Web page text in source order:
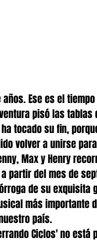
Ese es el
pisó las
tocado su fin,
volver a unirse
Max y Henry
partir del mes de
de su exquisita
más importante
país.
Ciclos' no está